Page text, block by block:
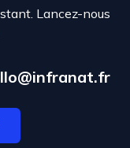
Lancez-nous